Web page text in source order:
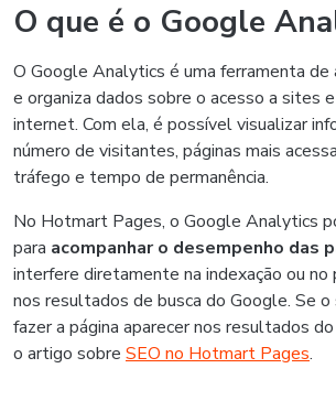
O que é o Google
O Google Analytics é uma ferramenta de
e organiza dados sobre o acesso a sites
internet. Com ela, é possível visualizar
número de visitantes, páginas mais
tráfego e tempo de permanência.
No Hotmart Pages, o Google Analytics
para acompanhar o desempenho das
interfere diretamente na indexação ou no
nos resultados de busca do Google. Se
fazer a página aparecer nos resultados
o artigo sobre SEO no Hotmart Pages.